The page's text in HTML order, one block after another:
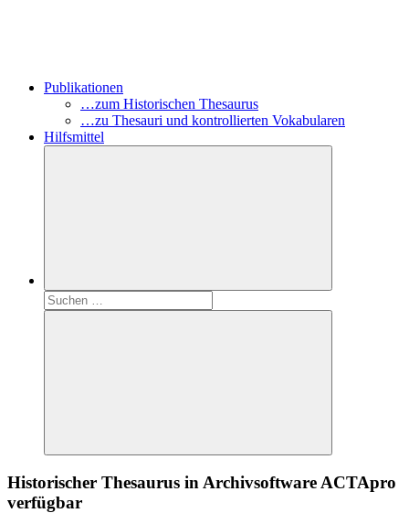
Publikationen
…zum Historischen Thesaurus
…zu Thesauri und kontrollierten Vokabularen
Hilfsmittel
Suchen
nach:
Suchen
Historischer Thesaurus in Archivsoftware ACTApro
verfügbar